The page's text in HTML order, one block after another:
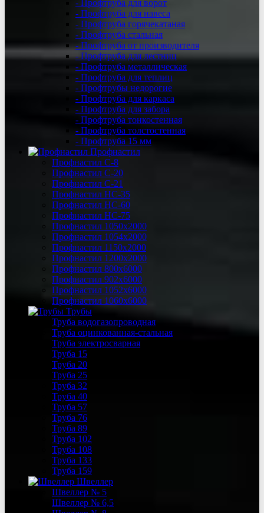
- Профтруба для ворот
- Профтруба для навеса
- Профтруба горячекатаная
- Профтруба стальная
- Профтруба от производителя
- Профтруба для лестниц
- Профтруба металлическая
- Профтруба для теплиц
- Профтрубы недорогие
- Профтруба для каркаса
- Профтруба для забора
- Профтруба тонкостенная
- Профтруба толстостенная
- Профтруба 15 мм
Профнастил
Профнастил C-8
Профнастил С-20
Профнастил C-21
Профнастил НС-35
Профнастил НС-60
Профнастил НС-75
Профнастил 1050х2000
Профнастил 1054х2000
Профнастил 1150х2000
Профнастил 1200х2000
Профнастил 800х6000
Профнастил 902х6000
Профнастил 1052х6000
Профнастил 1060х6000
Трубы
Труба водогазопроводная
Труба оцинкованная-стальная
Труба электросварная
Труба 15
Труба 20
Труба 25
Труба 32
Труба 40
Труба 57
Труба 76
Труба 89
Труба 102
Труба 108
Труба 133
Труба 159
Швеллер
Швеллер № 5
Швеллер № 6,5